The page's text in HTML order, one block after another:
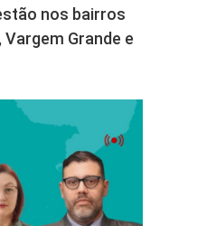
nos bairros
Grande e